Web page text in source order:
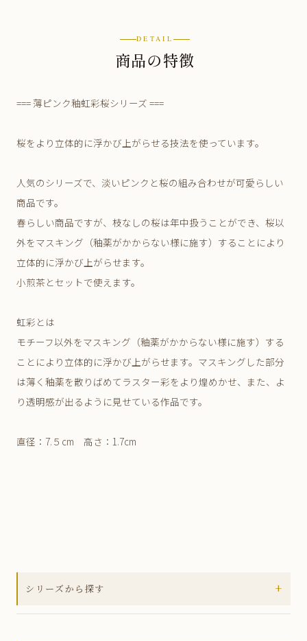
DETAIL
商品の特徴
=== 薄ピンク釉虹彩桜シリーズ ===
桜をより立体的に浮かび上がらせる技法を使っています。
人気のシリーズで、淡いピンクと桜の組み合わせが可愛らしい
商品です。
春らしい商品ですが、枝なしの桜は年中扱うことができ、桜以
外をマスキング（釉薬がかからない様に施す）することにより
立体的に浮かび上がらせます。
小煎茶とセットで使えます。
虹彩とは
モチーフ以外をマスキング（釉薬がかからない様に施す）する
ことにより立体的に浮かび上がらせます。マスキングした部分
は薄く釉薬を散りばめてラスター彩をより煌めかせ、また、よ
り透明感が出るように見せている作品です。
直径：7.５cm 高さ：1.7cm
シリーズから探す +
全ての商品